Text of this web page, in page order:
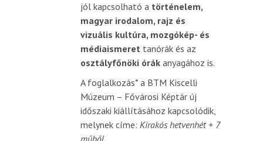
jól kapcsolható a történelem,
magyar irodalom, rajz és
vizuális kultúra, mozgókép- és
médiaismeret tanórák és az
osztályfőnöki órák anyagához is.
A foglalkozás* a BTM Kiscelli
Múzeum – Fővárosi Képtár új
időszaki kiállításához kapcsolódik,
melynek címe: Kirakós hetvenhét + 7